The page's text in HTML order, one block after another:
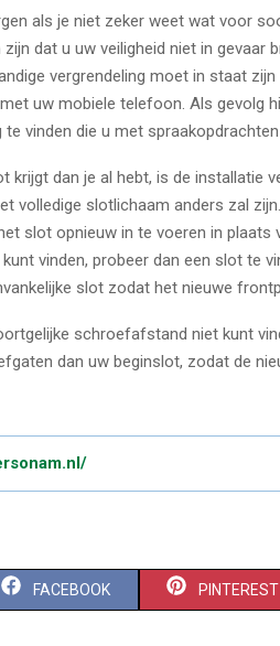
als je niet zeker weet wat voor
dat u uw veiligheid niet in gevaar
vergrendeling moet in staat
uw mobiele telefoon. Als gevolg
vinden die u met spraakopdrachten
krijgt dan je al hebt, is de installatie
volledige slotlichaam anders zal
slot opnieuw in te voeren in
vinden, probeer dan een slot te
slot zodat het nieuwe
schroefafstand niet kunt
dan uw beginslot, zodat de
S
FACEBOOK S
PINTEREST